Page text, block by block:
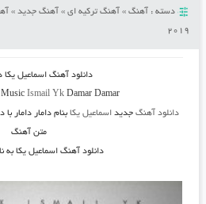
دسته : آهنگ» آهنگ ترکیه ای» آهنگ جدید»
2019
دانلود آهنگاسماعیل یکا
Ismail YkDamar Damar
دانلود آهنگجدید اسماعیل یکابنام دامار دامار
متن آهنگ
دانلود آهنگ اسماعیل یکا به